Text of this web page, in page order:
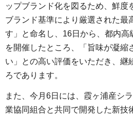
ップブランド化を図るため、鮮度
ブランド基準により厳選された最
す」と命名し、16日から、都内高
を開催したところ、「旨味が凝縮
い」との高い評価をいただき、継
ろであります。
また、今月6日には、霞ヶ浦産シ
業協同組合と共同で開発した新技